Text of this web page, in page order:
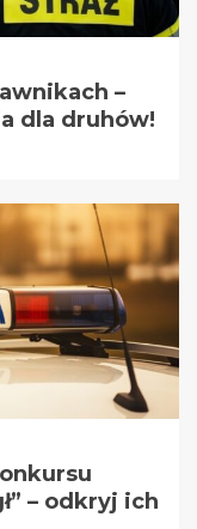
–
dla druhów!
– odkryj ich